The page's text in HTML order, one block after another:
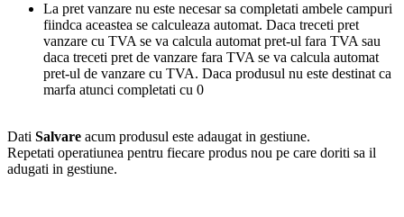
La pret vanzare nu este necesar sa completati ambele campuri
fiindca aceastea se calculeaza automat. Daca treceti pret
vanzare cu TVA se va calcula automat pret-ul fara TVA sau
daca treceti pret de vanzare fara TVA se va calcula automat
pret-ul de vanzare cu TVA. Daca produsul nu este destinat ca
marfa atunci completati cu 0
Dati Salvare acum produsul este adaugat in gestiune.
Repetati operatiunea pentru fiecare produs nou pe care doriti sa il
adugati in gestiune.